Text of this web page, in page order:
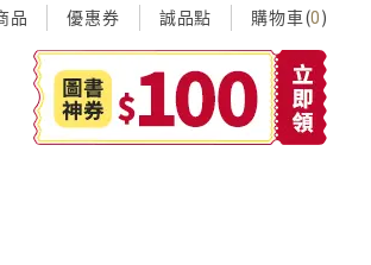
品 優惠券 誠品點 購物車(0)